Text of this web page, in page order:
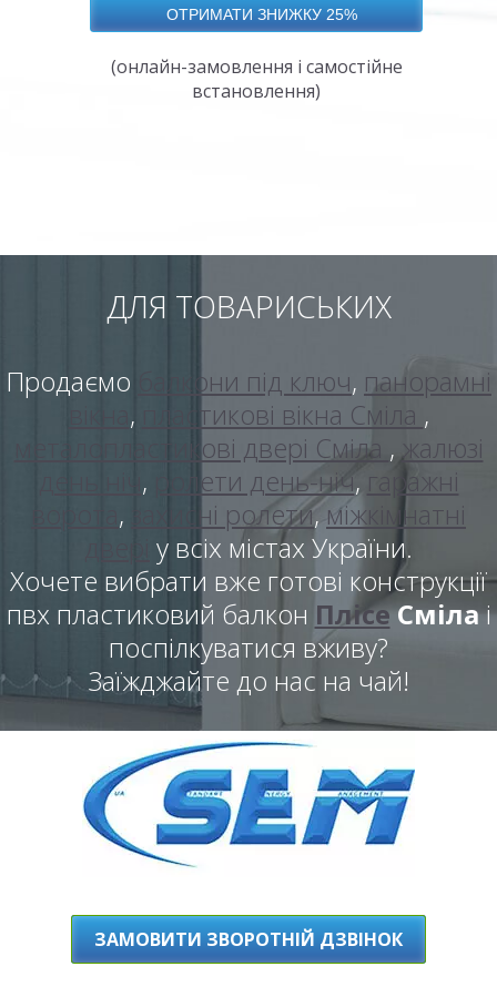
(онлайн-замовлення і самостійне
встановлення)
ДЛЯ ТОВАРИСЬКИХ
Продаємо балкони під ключ, панорамні
, пластикові вікна Сміла ,
металопластикові двері Сміла , жалюзі
, ролети день-ніч, гаражні
, захисні ролети, міжкімнатні
у всіх містах України.
Хочете вибрати вже готові конструкції
пвх пластиковий балкон ПлісеСмілаі
поспілкуватися вживу?
Заїжджайте до нас на чай!
ЗАМОВИТИ ЗВОРОТНІЙ ДЗВІНОК